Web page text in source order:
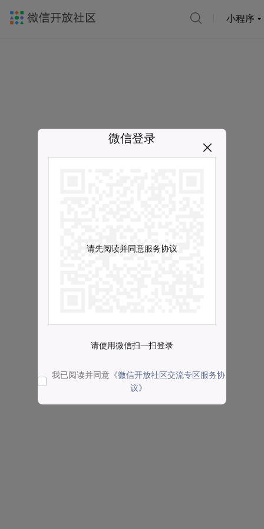
小程序
微信登录
请先阅读并同意服务协议
请使用微信扫一扫登录
我已阅读并同意 《微信开放社区交流专区服务协
议》